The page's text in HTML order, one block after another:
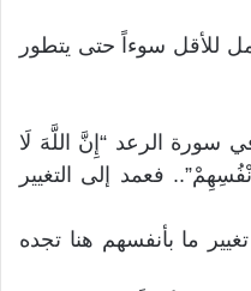
للأقل سوءاً حتى يتطور
في سورة الرعد “إِنَّ اللَّهَ لَا
فعمد إلى التغيير
ما بأنفسهم هنا تجده